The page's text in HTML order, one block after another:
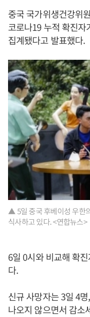
중국 국가위생건강위
코로나19 누적 확진
집계됐다고 발표했다.
▲ 5일 중국 후베이성 우한
식사하고 있다. <연합뉴스>
6일 0시와 비교해 확
다.
신규 사망자는 3일 4
나오지 않으면서 감소